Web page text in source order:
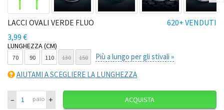
620+ VENDUTI
LACCI OVALI VERDE FLUO
3,99 €
LUNGHEZZA (CM)
70 90 110 130 150
Più a lungo per gli stivali »
AIUTAMI A SCEGLIERE LA LUNGHEZZA
– paio + ACQUISTA